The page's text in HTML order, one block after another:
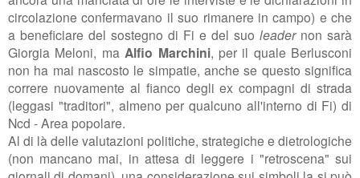
circolazione confermavano il suo rimanere in campo) e che
a beneficiare del sostegno di Fi e del suo leadernon sarà
Giorgia Meloni, ma Alfio Marchini, per il quale Berlusconi
non ha mai nascosto le simpatie, anche se questo significa
correre nuovamente al fianco degli ex compagni di strada
(leggasi "traditori", almeno per qualcuno all'interno di Fi) di
Ncd - Area popolare.
Al di là delle valutazioni politiche, strategiche e dietrologiche
(non mancano mai, in attesa di leggere i "retroscena" sui